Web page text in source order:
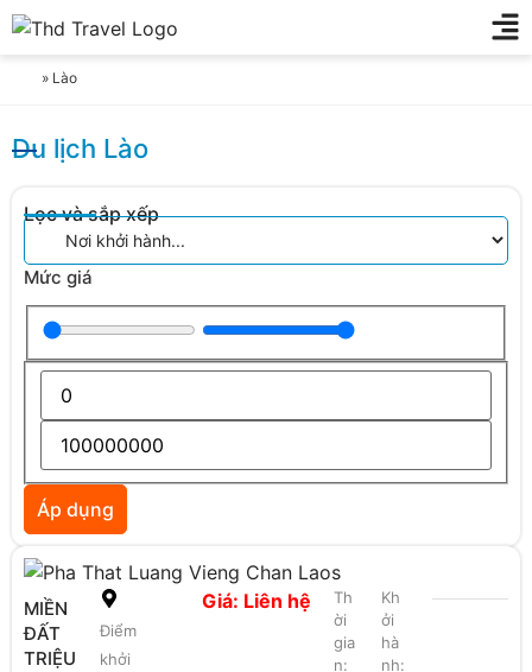
» Lào
Du lịch Lào
Lọc và sắp xếp
Mức giá
Áp dụng
MIỀN
ĐẤT
TRIỆU
Điểm
khởi
Giá: Liên hệ
Th
ời
gia
n:
Kh
ởi
hà
nh: